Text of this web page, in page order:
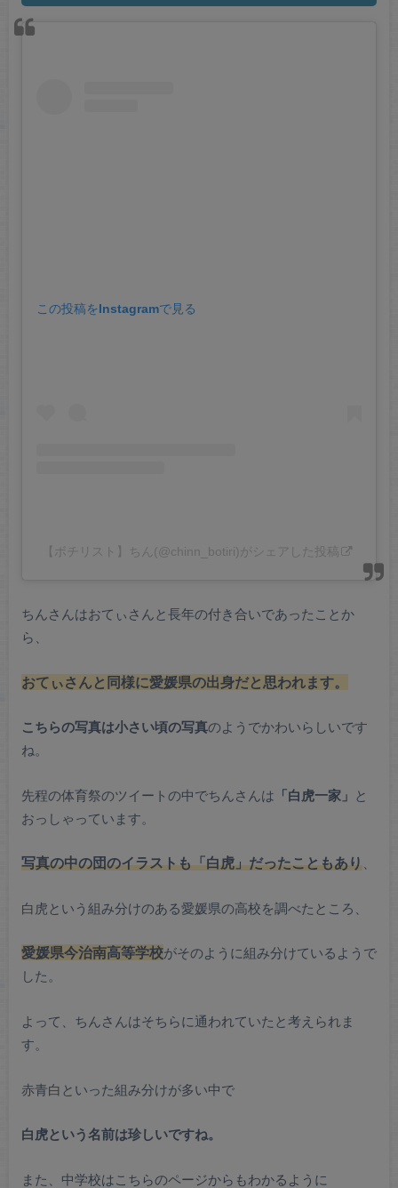
この投稿をInstagramで見る
【ボチリスト】ちん(@chinn_botiri)がシェアした投稿
ちんさんはおてぃさんと長年の付き合いであったことか
ら、
おてぃさんと同様に愛媛県の出身だと思われます。
こちらの写真は小さい頃の写真のようでかわいらしいです
ね。
先程の体育祭のツイートの中でちんさんは 「白虎一家」 と
おっしゃっています。
写真の中の団のイラストも「白虎」だったこともあり、
白虎という組み分けのある愛媛県の高校を調べたところ、
愛媛県今治南高等学校がそのように組み分けているようで
した。
よって、ちんさんはそちらに通われていたと考えられま
す。
赤青白といった組み分けが多い中で
白虎という名前は珍しいですね。
また、中学校はこちらのページからもわかるように